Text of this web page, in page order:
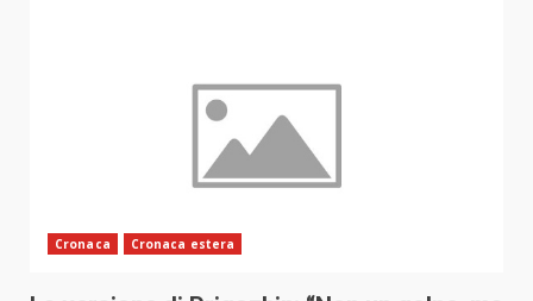
Cronaca Cronaca estera